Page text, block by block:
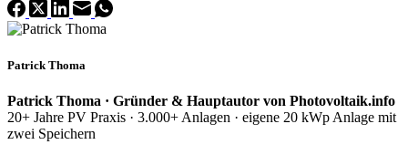
Patrick Thoma
Patrick Thoma · Gründer & Hauptautor von Photovoltaik.info
20+ Jahre PV Praxis · 3.000+ Anlagen · eigene 20 kWp Anlage mit
zwei Speichern